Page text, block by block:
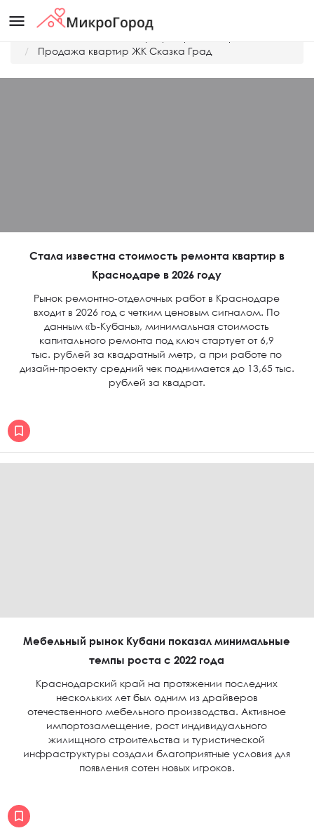
menu
Продажа квартир ЖК Сказка Град
Стала известна стоимость ремонта квартир в
Краснодаре в 2026 году
Рынок ремонтно-отделочных работ в Краснодаре
входит в 2026 год с четким ценовым сигналом. По
данным «Ъ-Кубань», минимальная стоимость
капитального ремонта под ключ стартует от 6,9
тыс. рублей за квадратный метр, а при работе по
дизайн-проекту средний чек поднимается до 13,65 тыс.
рублей за квадрат.
Мебельный рынок Кубани показал минимальные
темпы роста с 2022 года
Краснодарский край на протяжении последних
нескольких лет был одним из драйверов
отечественного мебельного производства. Активное
импортозамещение, рост индивидуального
жилищного строительства и туристической
инфраструктуры создали благоприятные условия для
появления сотен новых игроков.